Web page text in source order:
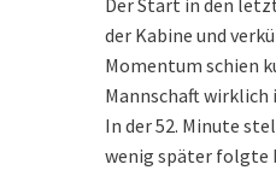
Der Start in den
der Kabine und
Momentum schien
Mannschaft
In der 52. Minute
wenig später folgte